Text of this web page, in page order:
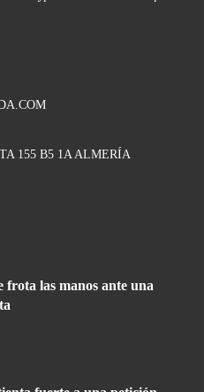
155 B5 1A ALMERÍA
frota las manos ante una